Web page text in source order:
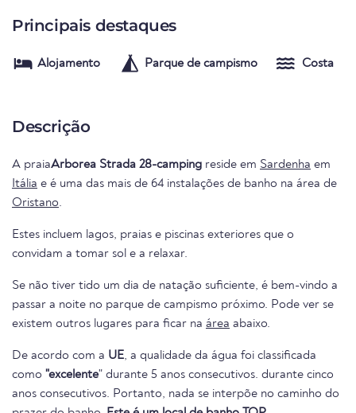
Principais destaques
Alojamento Parque de campismo Costa
Descrição
A praiaArborea Strada 28-camping reside em Sardenha em
Itália e é uma das mais de 64 instalações de banho na área de
Oristano.
Estes incluem lagos, praias e piscinas exteriores que o
convidam a tomar sol e a relaxar.
Se não tiver tido um dia de natação suficiente, é bem-vindo a
passar a noite no parque de campismo próximo. Pode ver se
existem outros lugares para ficar na área abaixo.
De acordo com a UE, a qualidade da água foi classificada
como "excelente" durante 5 anos consecutivos. durante cinco
anos consecutivos. Portanto, nada se interpõe no caminho do